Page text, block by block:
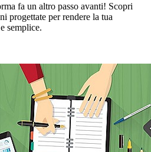
fa un altro passo avanti! Scopri
progettate per rendere la tua
semplice.